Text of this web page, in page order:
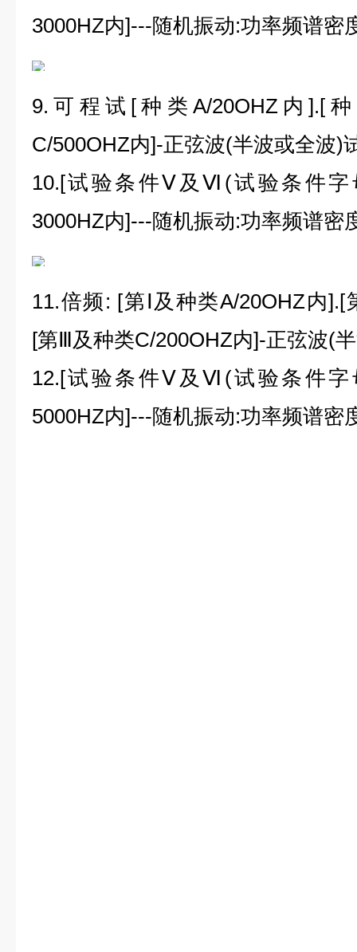
3000HZ内]---随机振动:功率频谱密
9.可程试 [ 种类 A/20OHZ 内].[
C/500OHZ内]-正弦波(半波或全波)
10.[试验条件Ⅴ及Ⅵ (试验条件字
3000HZ内]---随机振动:功率频谱密
11.倍频: [第Ⅰ及种类A/20OHZ内].[
[第Ⅲ及种类C/200OHZ内]-正弦波(
12.[试验条件Ⅴ及Ⅵ (试验条件字
5000HZ内]---随机振动:功率频谱密